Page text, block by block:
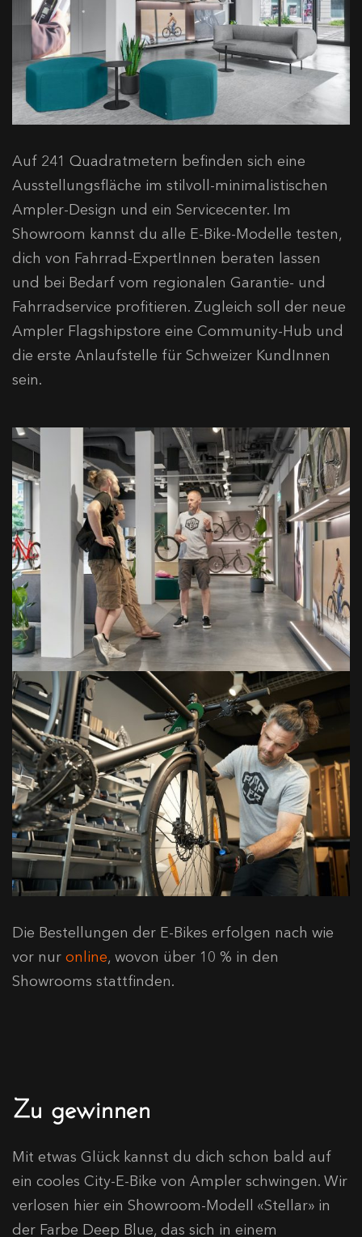
Auf 241 Quadratmetern befinden sich eine
Ausstellungsfläche im stilvoll-minimalistischen
Ampler-Design und ein Servicecenter. Im
Showroom kannst du alle E-Bike-Modelle testen,
dich von Fahrrad-ExpertInnen beraten lassen
und bei Bedarf vom regionalen Garantie- und
Fahrradservice profitieren. Zugleich soll der neue
Ampler Flagshipstore eine Community-Hub und
die erste Anlaufstelle für Schweizer KundInnen
sein.
Bilder: © Christian Dancker, www.dancker.ch
Die Bestellungen der E-Bikes erfolgen nach wie
vor nur online, wovon über 10 % in den
Showrooms stattfinden.
Zu gewinnen
Mit etwas Glück kannst du dich schon bald auf
ein cooles City-E-Bike von Ampler schwingen. Wir
verlosen hier ein Showroom-Modell «Stellar» in
der Farbe Deep Blue, das sich in einem